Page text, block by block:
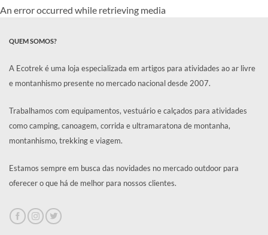
An error occurred while retrieving media
QUEM SOMOS?
A Ecotrek é uma loja especializada em artigos para atividades ao ar livre
e montanhismo presente no mercado nacional desde 2007.
Trabalhamos com equipamentos, vestuário e calçados para atividades
como camping, canoagem, corrida e ultramaratona de montanha,
montanhismo, trekking e viagem.
Estamos sempre em busca das novidades no mercado outdoor para
oferecer o que há de melhor para nossos clientes.